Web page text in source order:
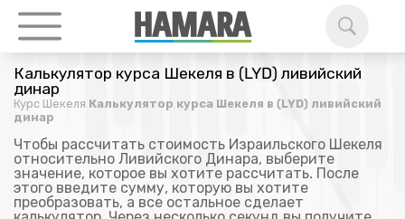
Калькулятор курса Шекеля в (LYD) ливийский
динар
Курс Шекеля Калькулятор курса Шекеля в (LYD) ливийский
динар
Чтобы рассчитать стоимость Израильского Шекеля
относительно Ливийского Динара, выберите
значение, которое вы хотите рассчитать. После
этого введите сумму, которую вы хотите
преобразовать, а все остальное сделает